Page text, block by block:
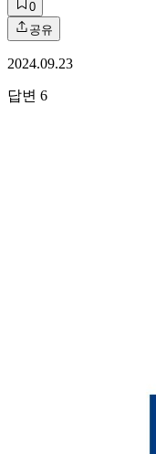
0
공유
2024.09.23
답변 6